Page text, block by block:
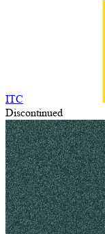
ITC
Discontinued